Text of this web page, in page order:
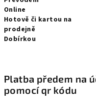
Online
Hotově či kartou na
prodejně
Dobírkou
Platba předem na
pomocí qr kódu